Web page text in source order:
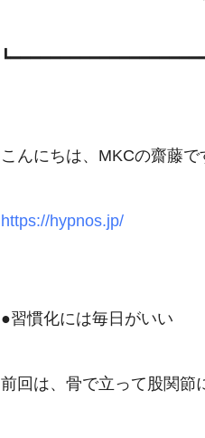
こんにちは、MKCの齋藤で
https://hypnos.jp/
●習慣化には毎日がいい
前回は、骨で立って股関節